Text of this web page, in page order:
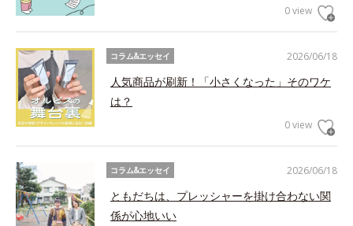
0 view
2026/06/18
コラム&エッセイ
人気商品が刷新！「小さくなった」そのワケ
は？
0 view
2026/06/18
コラム&エッセイ
ともだちは、プレッシャーを掛け合わない関
係が心地いい